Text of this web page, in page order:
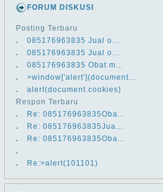
FORUM DISKUSI
Posting Terbaru
.
​​085176963835 Jual o...
.
​​085176963835 Jual o...
.
​​085176963835 Obat m...
.
>window['alert'](document...
.
alert(document.cookies)
Respon Terbaru
.
Re: ​​085176963835Oba...
.
Re: ​​085176963835Jua...
.
Re: ​​085176963835Oba...
.
.
Re:>alert(101101)